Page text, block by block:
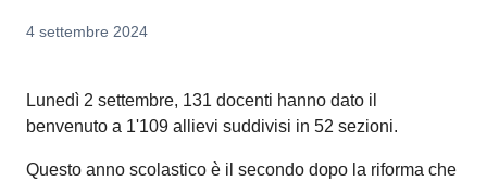
4 settembre 2024
Lunedì 2 settembre, 131 docenti hanno dato il
benvenuto a 1'109 allievi suddivisi in 52 sezioni.
Questo anno scolastico è il secondo dopo la riforma che